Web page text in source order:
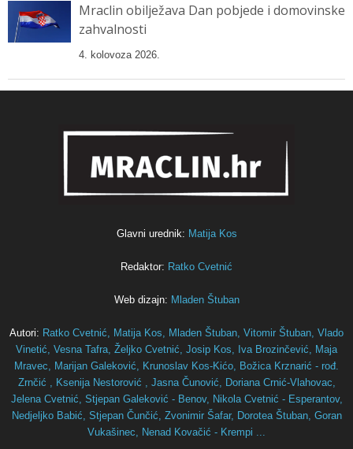
Mraclin obilježava Dan pobjede i domovinske
zahvalnosti
4. kolovoza 2026.
Glavni urednik: Matija Kos
Redaktor: Ratko Cvetnić
Web dizajn: Mladen Štuban
Autori: Ratko Cvetnić, Matija Kos, Mladen Štuban, Vitomir Štuban, Vlado
Vinetić, Vesna Tafra, Željko Cvetnić, Josip Kos, Iva Brozinčević,
Maja
Mravec, Marijan Galeković, Krunoslav Kos-Kićo, Božica Krznarić - rođ.
Zrnčić , Ksenija Nestorović , Jasna Čunović, Doriana Crnić-Vlahovac,
Jelena Cvetnić, Stjepan Galeković - Benov, Nikola Cvetnić - Esperantov,
Nedjeljko Babić, Stjepan Čunčić, Zvonimir Šafar, Dorotea Štuban, Goran
Vukašinec, Nenad Kovačić - Krempi ...